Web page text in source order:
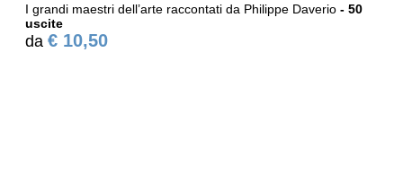
I grandi maestri dell’arte raccontati da Philippe Daverio - 50
uscite
€ 10,50